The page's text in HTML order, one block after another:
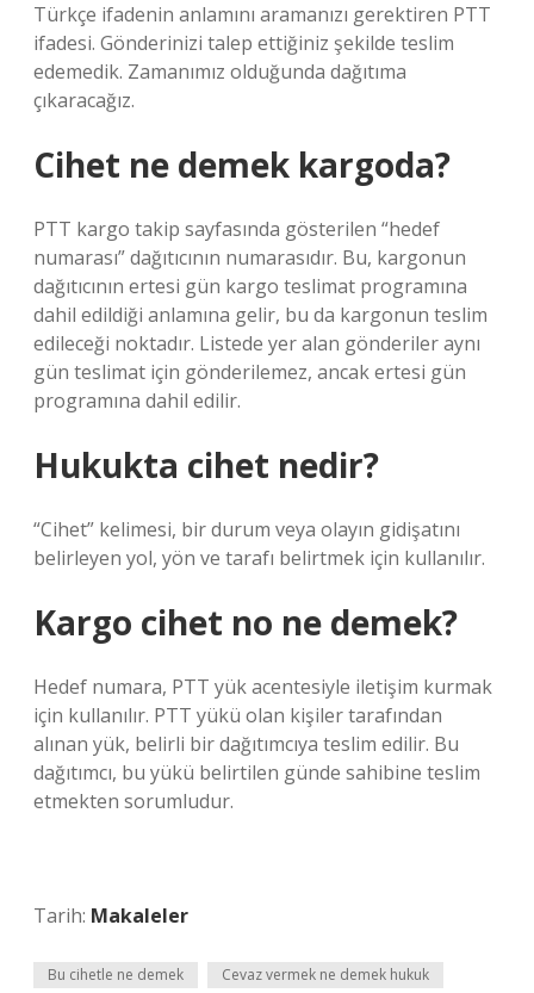
Türkçe ifadenin anlamını aramanızı gerektiren PTT
ifadesi. Gönderinizi talep ettiğiniz şekilde teslim
edemedik. Zamanımız olduğunda dağıtıma
çıkaracağız.
Cihet ne demek kargoda?
PTT kargo takip sayfasında gösterilen “hedef
numarası” dağıtıcının numarasıdır. Bu, kargonun
dağıtıcının ertesi gün kargo teslimat programına
dahil edildiği anlamına gelir, bu da kargonun teslim
edileceği noktadır. Listede yer alan gönderiler aynı
gün teslimat için gönderilemez, ancak ertesi gün
programına dahil edilir.
Hukukta cihet nedir?
“Cihet” kelimesi, bir durum veya olayın gidişatını
belirleyen yol, yön ve tarafı belirtmek için kullanılır.
Kargo cihet no ne demek?
Hedef numara, PTT yük acentesiyle iletişim kurmak
için kullanılır. PTT yükü olan kişiler tarafından
alınan yük, belirli bir dağıtımcıya teslim edilir. Bu
dağıtımcı, bu yükü belirtilen günde sahibine teslim
etmekten sorumludur.
Tarih: Makaleler
Bu cihetle ne demek Cevaz vermek ne demek hukuk